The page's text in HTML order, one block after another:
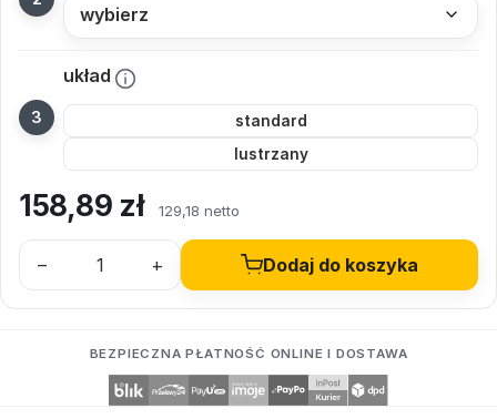
układ
standard
lustrzany
158,89 zł 129,18 netto
– + Dodaj do koszyka
BEZPIECZNA PŁATNOŚĆ ONLINE I DOSTAWA